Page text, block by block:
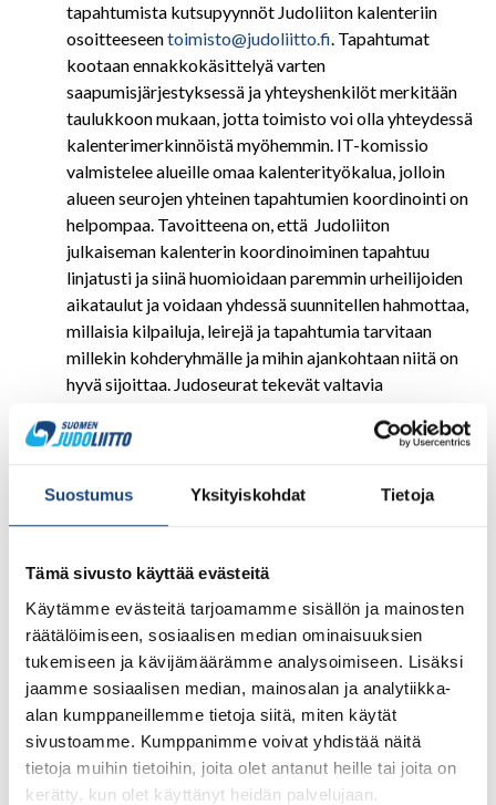
Suostumus Yksityiskohdat Tietoja
Tämä sivusto käyttää evästeitä
Käytämme evästeitä tarjoamamme sisällön ja mainosten
räätälöimiseen, sosiaalisen median ominaisuuksien
tukemiseen ja kävijämäärämme analysoimiseen. Lisäksi
jaamme sosiaalisen median, mainosalan ja analytiikka-
alan kumppaneillemme tietoja siitä, miten käytät
sivustoamme. Kumppanimme voivat yhdistää näitä
tietoja muihin tietoihin, joita olet antanut heille tai joita on
kerätty, kun olet käyttänyt heidän palvelujaan.
tapahtumista kutsupyynnöt Judoliiton kalenteriin
osoitteeseentoimisto@judoliitto.fi. Tapahtumat
kootaan ennakkokäsittelyä varten
saapumisjärjestyksessä ja yhteyshenkilöt merkitään
taulukkoon mukaan, jotta toimisto voi olla yhteydessä
kalenterimerkinnöistä myöhemmin. IT-komissio
valmistelee alueille omaa kalenterityökalua, jolloin
alueen seurojen yhteinen tapahtumien koordinointi on
helpompaa. Tavoitteena on, että Judoliiton
julkaiseman kalenterin koordinoiminen tapahtuu
linjatusti ja siinä huomioidaan paremmin urheilijoiden
aikataulut ja voidaan yhdessä suunnitellen hahmottaa,
millaisia kilpailuja, leirejä ja tapahtumia tarvitaan
millekin kohderyhmälle ja mihin ajankohtaan niitä on
hyvä sijoittaa. Judoseurat tekevät valtavia
on tärkeää tukea yhteisiä onnistumisia.
linjaamaan yhteisiä pelisääntöjä ja varmistamaan, että
tärkeisiin tapahtumiin riittää kilpailijoita ja pystytää
suuntaamaan voimavarat mahdollisimman
tehokkaasti toimintasuunnitelmassa osoitettuihin
tapahtumiin ja seurojen tukemiseen.
Judoseurat ja alueet voivat luottavaisin mielin
suunnitella tulevaa ja omia sekä alueiden
kalentereitaan. Judoliitto selkiyttää toimintalinjaansa
ja tätä varten halutaan kuulla judoseurojen,
komissioiden ja valiokuntien näkemyksiä uusien